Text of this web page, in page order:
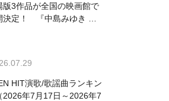
版3作品が全国の映画館で
決定！ 『中島みゆき 劇
HIT演歌/歌謡曲ランキン
2026年7月17日～2026年7